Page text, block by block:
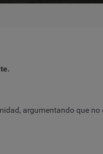
argumentando que no